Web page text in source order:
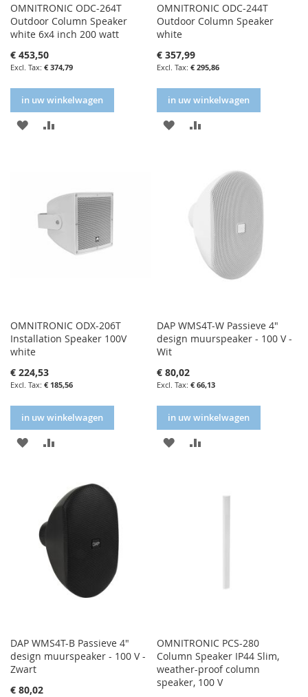
OMNITRONIC ODC-264T
Outdoor Column Speaker
white 6x4 inch 200 watt
€ 453,50
€ 374,79
in uw winkelwagen
IN
OMNITRONIC ODC-244T
Outdoor Column Speaker
white
€ 357,99
€ 295,86
in uw winkelwagen
IN
OMNITRONIC ODX-206T
Installation Speaker 100V
white
€ 224,53
€ 185,56
in uw winkelwagen
IN
DAP WMS4T-W Passieve 4"
design muurspeaker - 100 V -
Wit
€ 80,02
€ 66,13
in uw winkelwagen
IN
DAP WMS4T-B Passieve 4"
design muurspeaker - 100 V -
Zwart
€ 80,02
OMNITRONIC PCS-280
Column Speaker IP44 Slim,
weather-proof column
speaker, 100 V